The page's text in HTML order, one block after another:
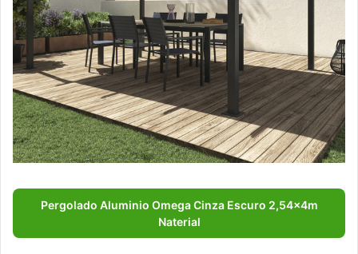
Pergolado Aluminio Omega Cinza Escuro 2,54x4m
Naterial